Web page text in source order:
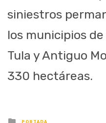
siniestros
los municipios
Tula y Antiguo
330 hectáreas.
Posted